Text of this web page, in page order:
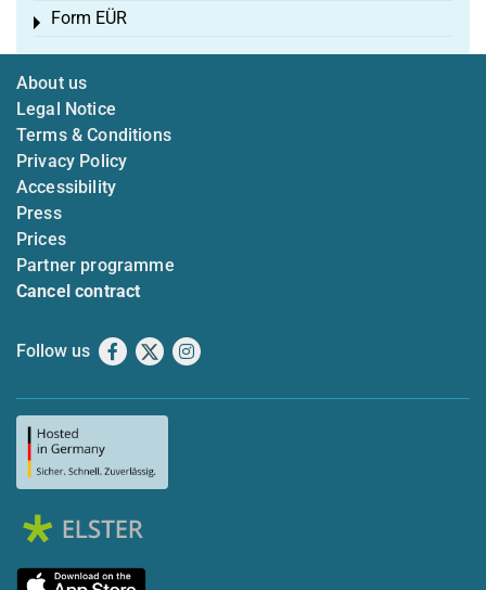
Form EÜR
Toggle menu
About us
Legal Notice
Terms & Conditions
Privacy Policy
Accessibility
Press
Prices
Partner programme
Cancel contract
Follow us Facebook
X Instagram